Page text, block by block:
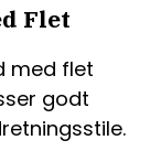
Flet
med flet
godt